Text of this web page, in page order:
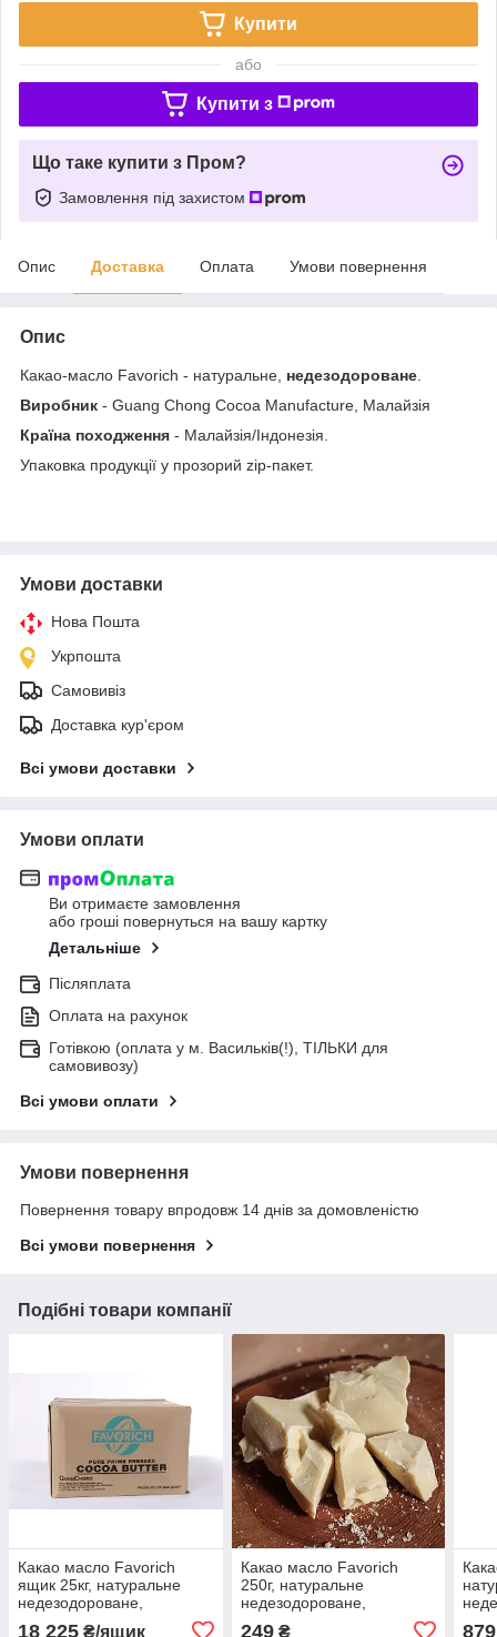
Купити
або
Купити з
Що таке купити з Пром?
Замовлення під захистом
Опис Доставка Оплата Умови повернення
Опис
Какао-масло Favorich - натуральне, недезодороване
Виробник - Guang Chong Cocoa Manufacture, Малайзія
Країна походження - Малайзія/Індонезія.
Упаковка продукції у прозорий zip-пакет.
Умови доставки
Нова Пошта
Укрпошта
Самовивіз
Доставка кур'єром
Всі умови доставки
Умови оплати
Ви отримаєте замовлення
або гроші повернуться на вашу картку
Детальніше
Післяплата
Оплата на рахунок
Готівкою (оплата у м. Васильків(!), ТІЛЬКИ для
самовивозу)
Всі умови оплати
Умови повернення
Повернення товару впродовж 14 днів за домовленістю
Всі умови повернення
Подібні товари компанії
Какао масло Favorich
ящик 25кг, натуральне
недезодороване,
18 225 ₴/ящик
Какао масло Favorich
250г, натуральне
недезодороване,
249₴ 879